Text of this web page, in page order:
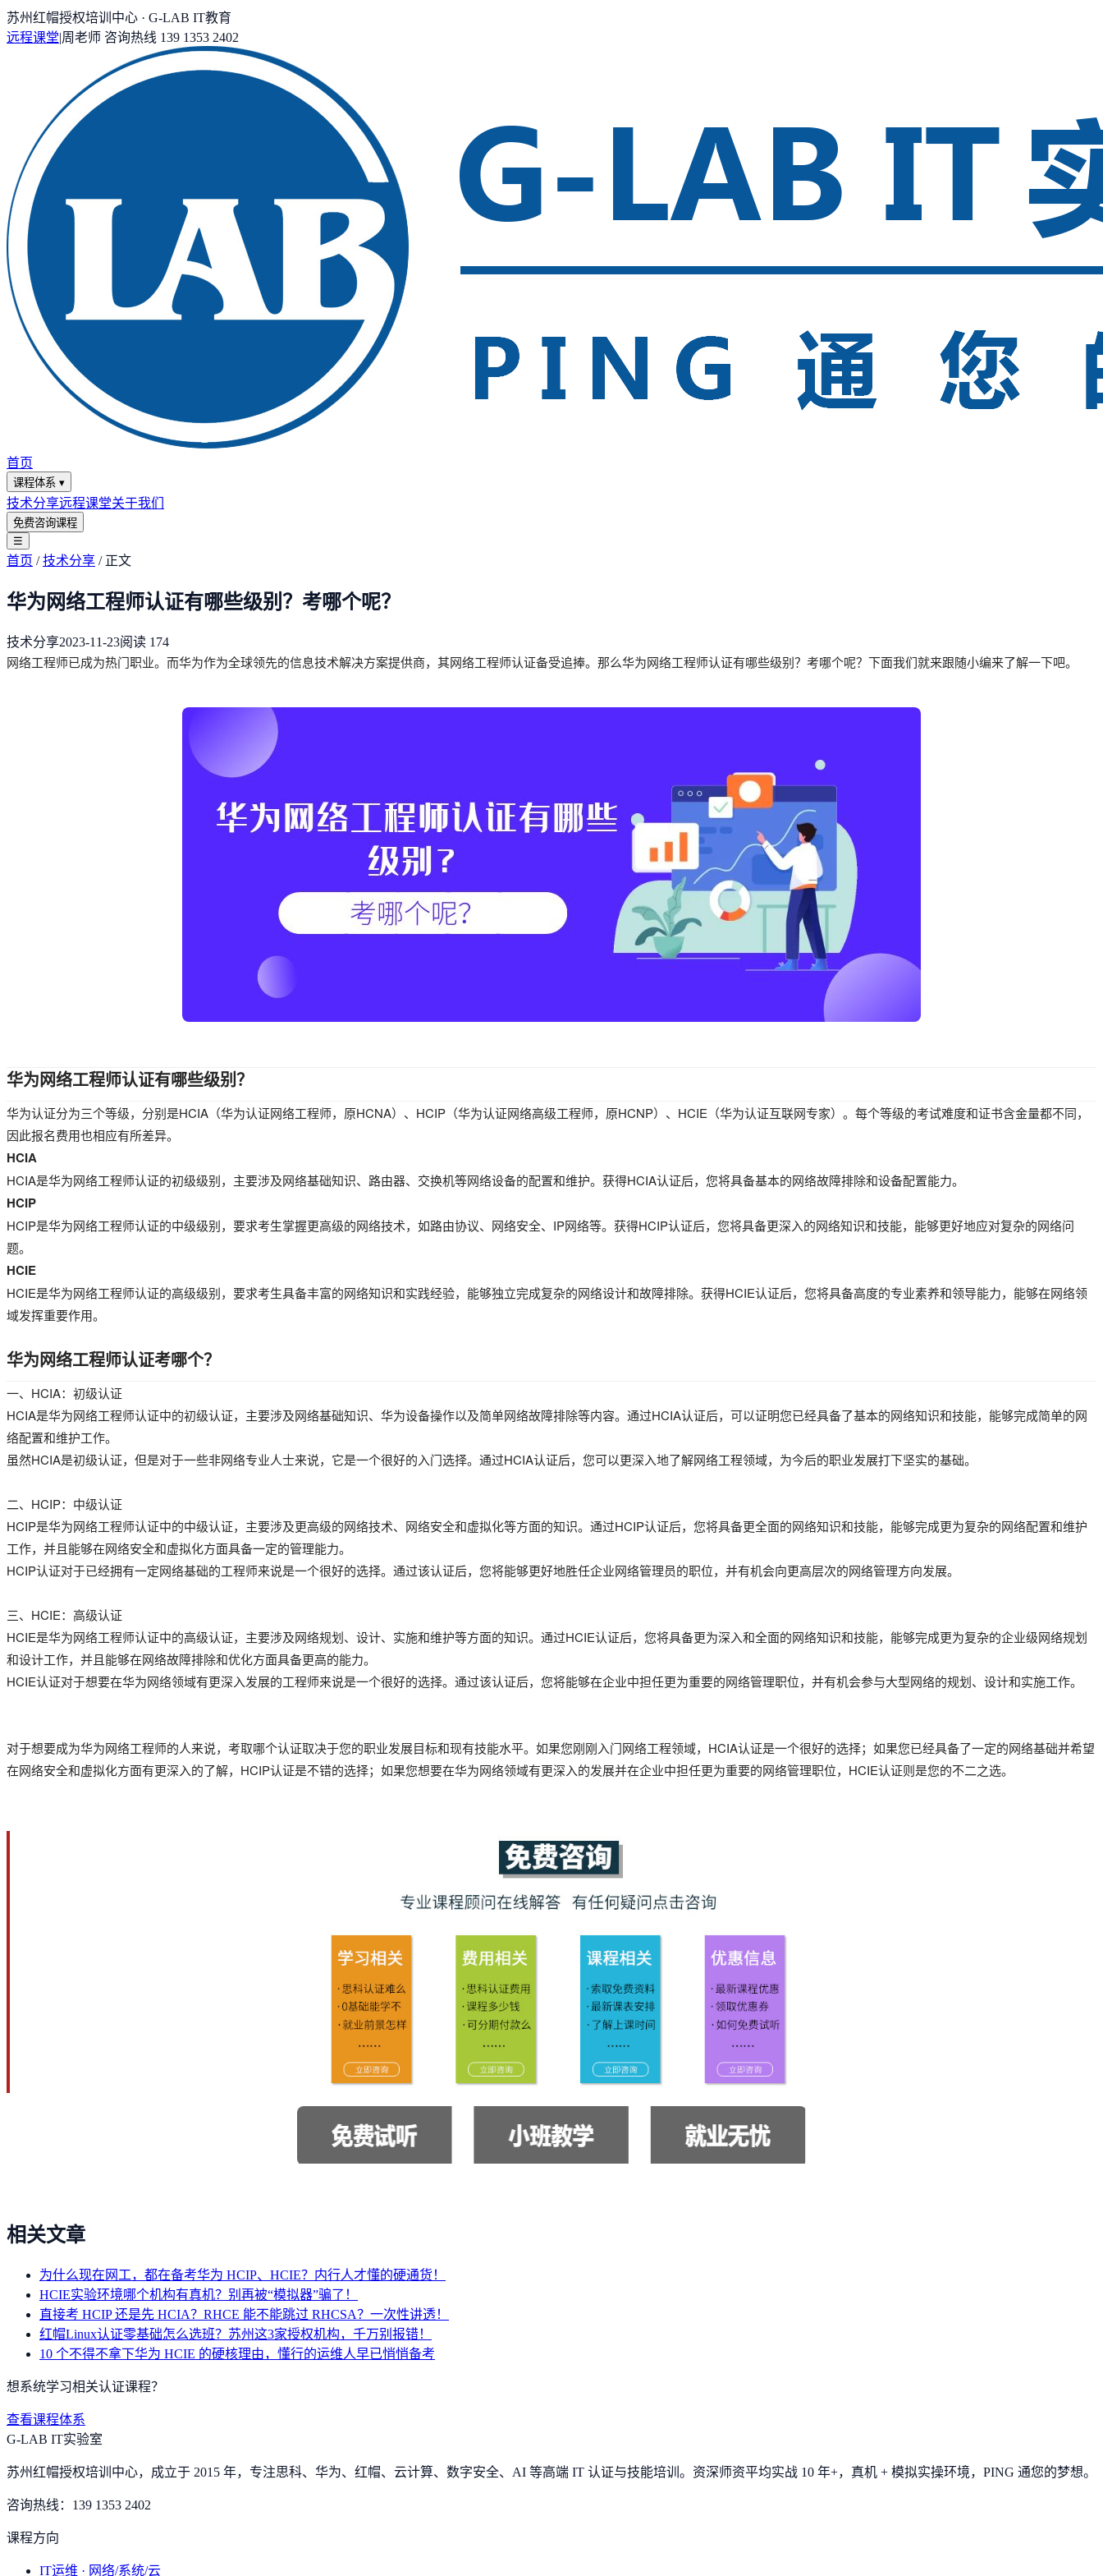
苏州红帽授权培训中心 · G-LAB IT教育
远程课堂|周老师 咨询热线 139 1353 2402
首页
课程体系 ▾
技术分享远程课堂关于我们
免费咨询课程
☰
首页 /技术分享 / 正文
华为网络工程师认证有哪些级别？考哪个呢？
技术分享2023-11-23阅读 174
网络工程师已成为热门职业。而华为作为全球领先的信息技术解决方案提供商，其网络工程师认证备受追捧。那么华为网络工程师认证有哪些级别？考哪个呢？下面我们就来跟随小编来了解一下吧。
华为网络工程师认证有哪些级别？
华为认证分为三个等级，分别是HCIA（华为认证网络工程师，原HCNA）、HCIP（华为认证网络高级工程师，原HCNP）、HCIE（华为认证互联网专家）。每个等级的考试难度和证书含金量都不同，
因此报名费用也相应有所差异。
HCIA
HCIA是华为网络工程师认证的初级级别，主要涉及网络基础知识、路由器、交换机等网络设备的配置和维护。获得HCIA认证后，您将具备基本的网络故障排除和设备配置能力。
HCIP
HCIP是华为网络工程师认证的中级级别，要求考生掌握更高级的网络技术，如路由协议、网络安全、IP网络等。获得HCIP认证后，您将具备更深入的网络知识和技能，能够更好地应对复杂的网络问
题。
HCIE
HCIE是华为网络工程师认证的高级级别，要求考生具备丰富的网络知识和实践经验，能够独立完成复杂的网络设计和故障排除。获得HCIE认证后，您将具备高度的专业素养和领导能力，能够在网络领
域发挥重要作用。
华为网络工程师认证考哪个？
一、HCIA：初级认证
HCIA是华为网络工程师认证中的初级认证，主要涉及网络基础知识、华为设备操作以及简单网络故障排除等内容。通过HCIA认证后，可以证明您已经具备了基本的网络知识和技能，能够完成简单的网
络配置和维护工作。
虽然HCIA是初级认证，但是对于一些非网络专业人士来说，它是一个很好的入门选择。通过HCIA认证后，您可以更深入地了解网络工程领域，为今后的职业发展打下坚实的基础。
二、HCIP：中级认证
HCIP是华为网络工程师认证中的中级认证，主要涉及更高级的网络技术、网络安全和虚拟化等方面的知识。通过HCIP认证后，您将具备更全面的网络知识和技能，能够完成更为复杂的网络配置和维护
工作，并且能够在网络安全和虚拟化方面具备一定的管理能力。
HCIP认证对于已经拥有一定网络基础的工程师来说是一个很好的选择。通过该认证后，您将能够更好地胜任企业网络管理员的职位，并有机会向更高层次的网络管理方向发展。
三、HCIE：高级认证
HCIE是华为网络工程师认证中的高级认证，主要涉及网络规划、设计、实施和维护等方面的知识。通过HCIE认证后，您将具备更为深入和全面的网络知识和技能，能够完成更为复杂的企业级网络规划
和设计工作，并且能够在网络故障排除和优化方面具备更高的能力。
HCIE认证对于想要在华为网络领域有更深入发展的工程师来说是一个很好的选择。通过该认证后，您将能够在企业中担任更为重要的网络管理职位，并有机会参与大型网络的规划、设计和实施工作。
对于想要成为华为网络工程师的人来说，考取哪个认证取决于您的职业发展目标和现有技能水平。如果您刚刚入门网络工程领域，HCIA认证是一个很好的选择；如果您已经具备了一定的网络基础并希望
在网络安全和虚拟化方面有更深入的了解，HCIP认证是不错的选择；如果您想要在华为网络领域有更深入的发展并在企业中担任更为重要的网络管理职位，HCIE认证则是您的不二之选。
相关文章
为什么现在网工，都在备考华为 HCIP、HCIE？内行人才懂的硬通货！
HCIE实验环境哪个机构有真机？别再被“模拟器”骗了！
直接考 HCIP 还是先 HCIA？RHCE 能不能跳过 RHCSA？一次性讲透！
红帽Linux认证零基础怎么选班？苏州这3家授权机构，千万别报错！
10 个不得不拿下华为 HCIE 的硬核理由，懂行的运维人早已悄悄备考
想系统学习相关认证课程？
查看课程体系
G-LAB IT实验室
苏州红帽授权培训中心，成立于 2015 年，专注思科、华为、红帽、云计算、数字安全、AI 等高端 IT 认证与技能培训。资深师资平均实战 10 年+，真机 + 模拟实操环境， PING 通您的梦想。
咨询热线： 139 1353 2402
课程方向
IT运维 · 网络/系统/云